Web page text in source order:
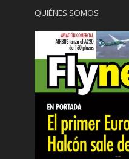
QUIÉNES SOMOS